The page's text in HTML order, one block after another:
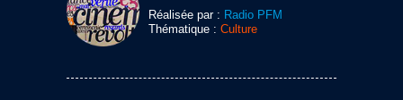
Réalisée par : Radio PFM
Thématique : Culture